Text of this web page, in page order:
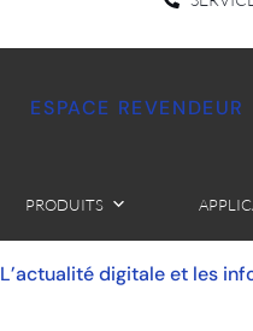
ESPACE REVENDEUR
PRODUITS
L’actualité digitale et les